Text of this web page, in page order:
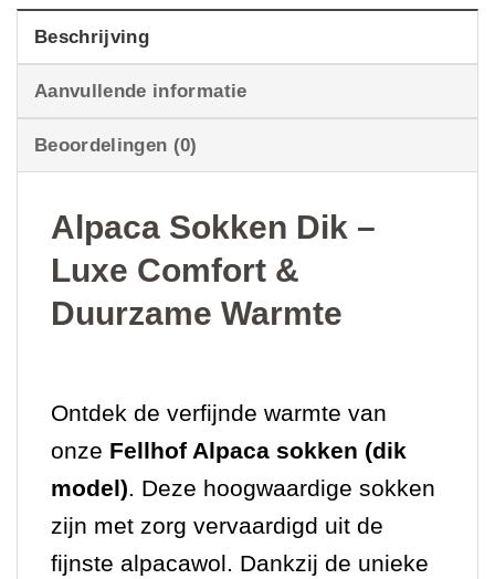
Beschrijving
Aanvullende informatie
Beoordelingen (0)
Alpaca Sokken Dik –
Luxe Comfort &
Duurzame Warmte
Ontdek de verfijnde warmte van
onze Fellhof Alpaca sokken (dik
model). Deze hoogwaardige sokken
zijn met zorg vervaardigd uit de
fijnste alpacawol. Dankzij de unieke